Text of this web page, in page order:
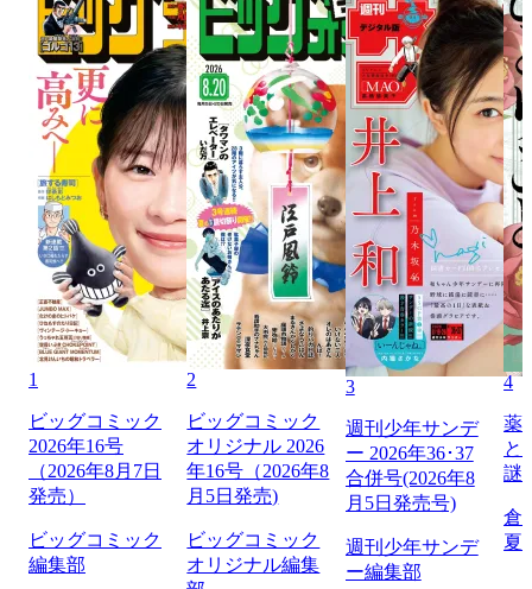
1
ビッグコミック
2026年16号
（2026年8月7日
発売）
ビッグコミック
編集部
2
ビッグコミック
オリジナル 2026
年16号（2026年8
月5日発売)
ビッグコミック
オリジナル編集
3
週刊少年サンデ
ー 2026年36･37
合併号(2026年8
月5日発売号)
週刊少年サンデ
ー編集部
4
薬
と
謎
倉
夏